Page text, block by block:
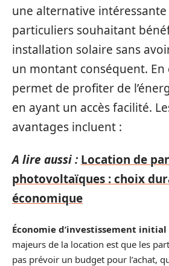
une alternative
particuliers souhaitant
installation solaire sans
un montant conséquent. En
permet de profiter de
en ayant un accès facilité.
avantages incluent :
A lire aussi : Location de
photovoltaïques : choix
économique
Économie d’investissement initial
majeurs de la location est que les
pas prévoir un budget pour l’achat,